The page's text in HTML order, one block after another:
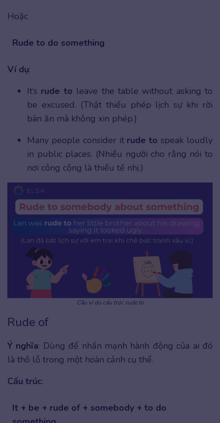
Hoặc
Rude to do something
Ví dụ:
It’s rude to leave the table without asking to
be excused. (Thật thiếu phép lịch sự khi rời
bàn ăn mà không xin phép.)
Many people consider it rude to speak loudly
in public places. (Nhiều người cho rằng nói to
nơi công cộng là thiếu tế nhị.)
Câu ví dụ cấu trúc rude to
Rude of
Ý nghĩa: Dùng để nhấn mạnh hành động của ai đó
là thô lỗ trong một hoàn cảnh cụ thể.
Cấu trúc:
It + be + rude of + somebody + to do